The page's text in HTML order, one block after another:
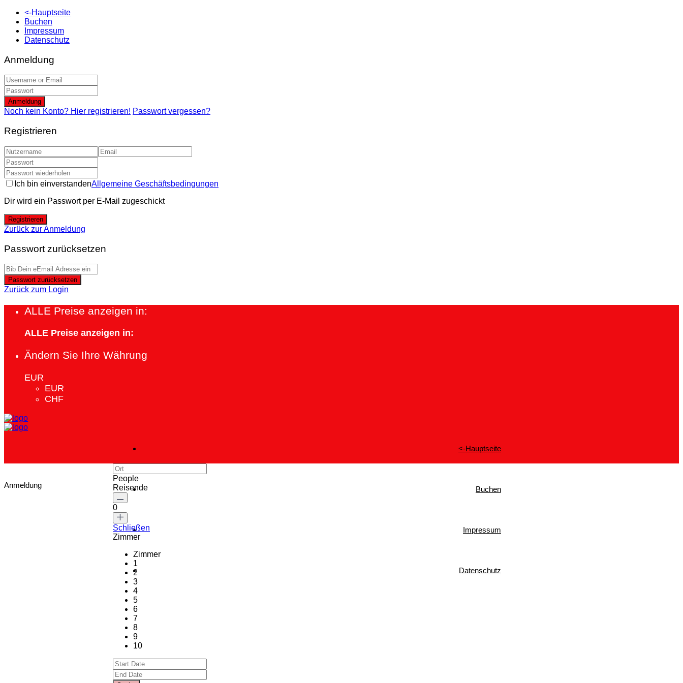
<-Hauptseite
Buchen
Impressum
Datenschutz
Anmeldung
Anmeldung
Noch kein Konto? Hier registrieren! Passwort vergessen?
Registrieren
Ich bin einverstandenAllgemeine Geschäftsbedingungen
Dir wird ein Passwort per E-Mail zugeschickt
Registrieren
Zurück zur Anmeldung
Passwort zurücksetzen
Passwort zurücksetzen
Zurück zum Login
ALLE Preise anzeigen in:
ALLE Preise anzeigen in:
Ändern Sie Ihre Währung
EUR
EUR
CHF
<-Hauptseite
Buchen
Impressum
Datenschutz
Anmeldung
People
Reisende
0
Schließen
Zimmer
Zimmer
1
2
3
4
5
6
7
8
9
10